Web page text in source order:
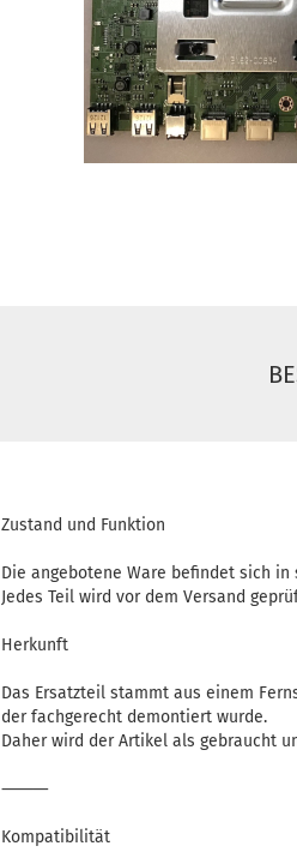
Zustand und Funktion
Die angebotene Ware befindet sich
Jedes Teil wird vor dem Versand
Herkunft
Das Ersatzteil stammt aus einem
der fachgerecht demontiert wurde.
Daher wird der Artikel als gebraucht
⸻
Kompatibilität